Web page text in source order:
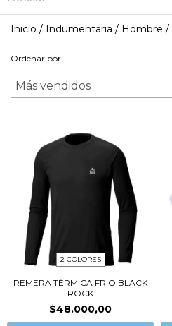
Inicio / Indumentaria / Hombre /
Ordenar por
2 COLORES
REMERA TÉRMICA FRIO BLACK
ROCK
$48.000,00